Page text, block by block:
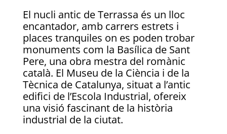
El nucli antic de Terrassa és un lloc
encantador, amb carrers estrets i
places tranquiles on es poden trobar
monuments com la Basílica de Sant
Pere, una obra mestra del romànic
català. El Museu de la Ciència i de la
Tècnica de Catalunya, situat a l’antic
edifici de l’Escola Industrial, ofereix
una visió fascinant de la història
industrial de la ciutat.